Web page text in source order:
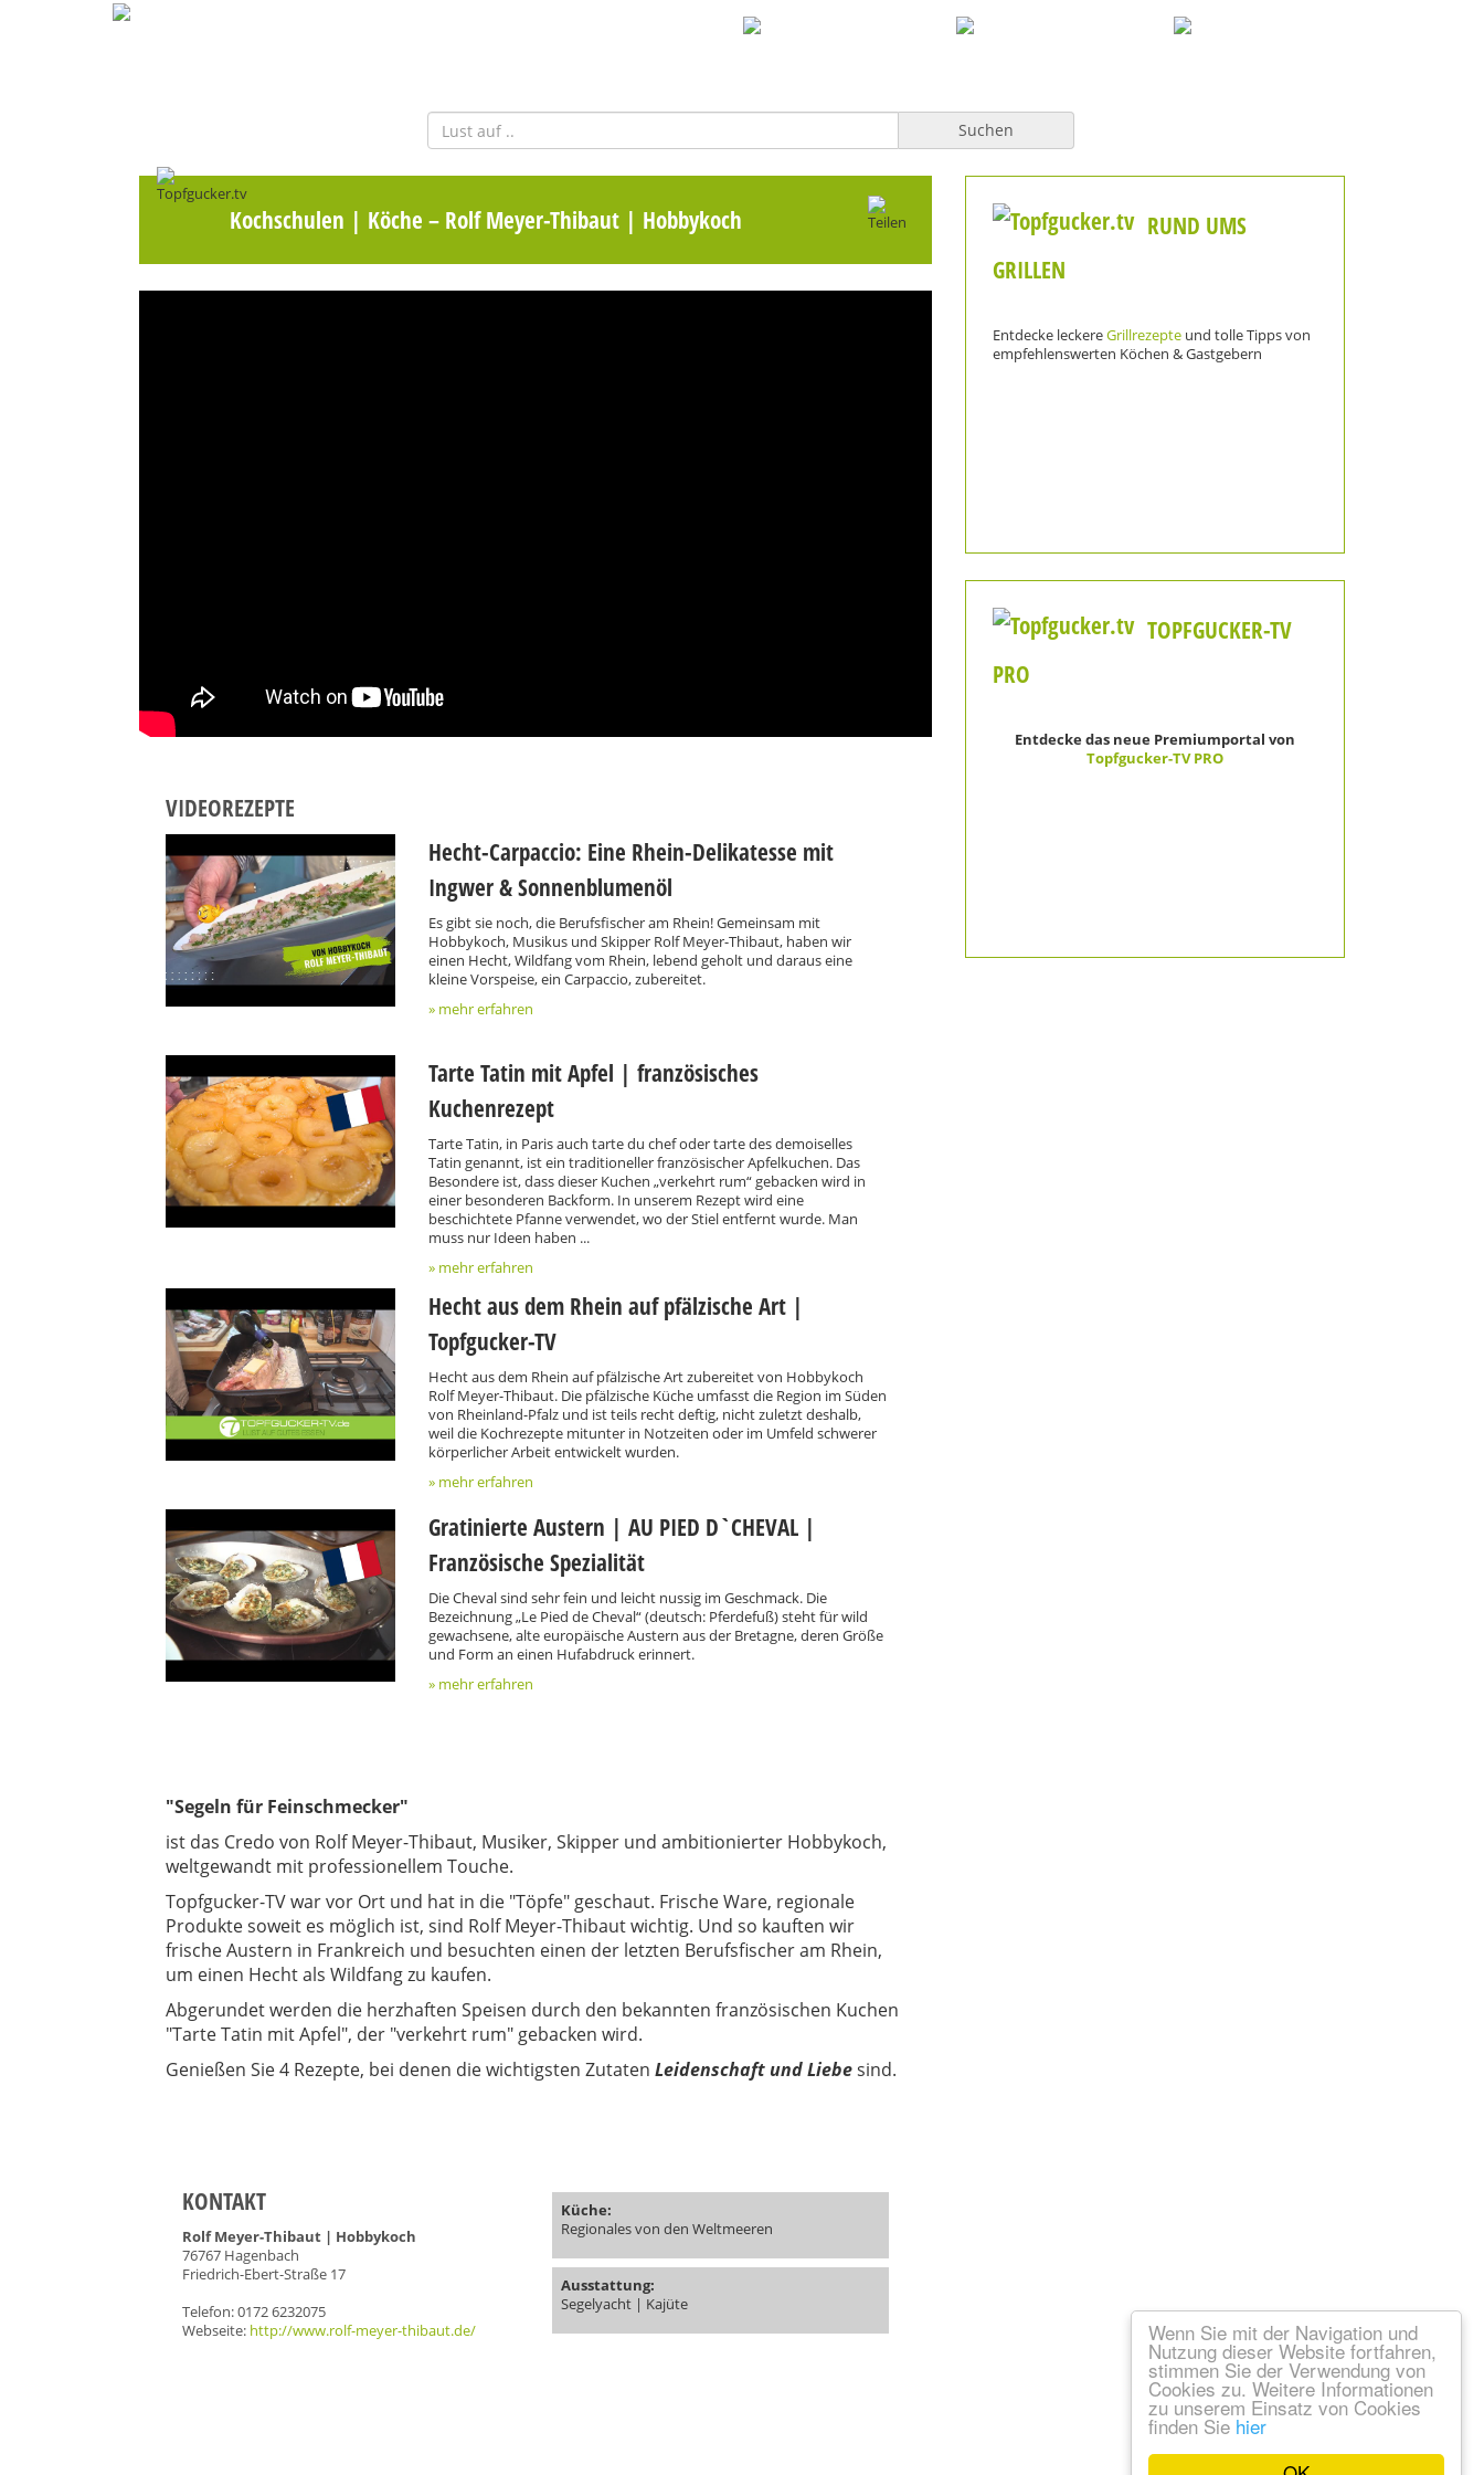
Wenn Sie mit der Navigation und
Nutzung dieser Website fortfahren,
stimmen Sie der Verwendung von
Cookies zu. Weitere Informationen
zu unserem Einsatz von Cookies
finden Sie hier
Suchen
Kochschulen | Köche – Rolf Meyer-Thibaut | Hobbykoch
VIDEOREZEPTE
Hecht-Carpaccio: Eine Rhein-Delikatesse mit
Ingwer & Sonnenblumenöl
Es gibt sie noch, die Berufsfischer am Rhein! Gemeinsam mit
Hobbykoch, Musikus und Skipper Rolf Meyer-Thibaut, haben wir
einen Hecht, Wildfang vom Rhein, lebend geholt und daraus eine
kleine Vorspeise, ein Carpaccio, zubereitet.
» mehr erfahren
Tarte Tatin mit Apfel | französisches
Kuchenrezept
Tarte Tatin, in Paris auch tarte du chef oder tarte des demoiselles
Tatin genannt, ist ein traditioneller französischer Apfelkuchen. Das
Besondere ist, dass dieser Kuchen „verkehrt rum“ gebacken wird in
einer besonderen Backform. In unserem Rezept wird eine
beschichtete Pfanne verwendet, wo der Stiel entfernt wurde. Man
muss nur Ideen haben ...
» mehr erfahren
Hecht aus dem Rhein auf pfälzische Art |
Topfgucker-TV
Hecht aus dem Rhein auf pfälzische Art zubereitet von Hobbykoch
Rolf Meyer-Thibaut. Die pfälzische Küche umfasst die Region im Süden
von Rheinland-Pfalz und ist teils recht deftig, nicht zuletzt deshalb,
weil die Kochrezepte mitunter in Notzeiten oder im Umfeld schwerer
körperlicher Arbeit entwickelt wurden.
» mehr erfahren
Gratinierte Austern | AU PIED D`CHEVAL |
Französische Spezialität
Die Cheval sind sehr fein und leicht nussig im Geschmack. Die
Bezeichnung „Le Pied de Cheval“ (deutsch: Pferdefuß) steht für wild
gewachsene, alte europäische Austern aus der Bretagne, deren Größe
und Form an einen Hufabdruck erinnert.
» mehr erfahren
"Segeln für Feinschmecker"
ist das Credo von Rolf Meyer-Thibaut, Musiker, Skipper und ambitionierter Hobbykoch,
weltgewandt mit professionellem Touche.
Topfgucker-TV war vor Ort und hat in die "Töpfe" geschaut. Frische Ware, regionale
Produkte soweit es möglich ist, sind Rolf Meyer-Thibaut wichtig. Und so kauften wir
frische Austern in Frankreich und besuchten einen der letzten Berufsfischer am Rhein,
um einen Hecht als Wildfang zu kaufen.
Abgerundet werden die herzhaften Speisen durch den bekannten französischen Kuchen
"Tarte Tatin mit Apfel", der "verkehrt rum" gebacken wird.
Genießen Sie 4 Rezepte, bei denen die wichtigsten Zutaten Leidenschaft und Liebesind.
KONTAKT
Rolf Meyer-Thibaut | Hobbykoch
76767 Hagenbach
Friedrich-Ebert-Straße 17
Telefon: 0172 6232075
Webseite: http://www.rolf-meyer-thibaut.de/
Küche:
Regionales von den Weltmeeren
Ausstattung:
Segelyacht | Kajüte
RUND UMS
GRILLEN
Entdecke leckereGrillrezepte und tolle Tipps von
empfehlenswerten Köchen & Gastgebern
TOPFGUCKER-TV
PRO
Entdecke das neue Premiumportal von
Topfgucker-TV PRO